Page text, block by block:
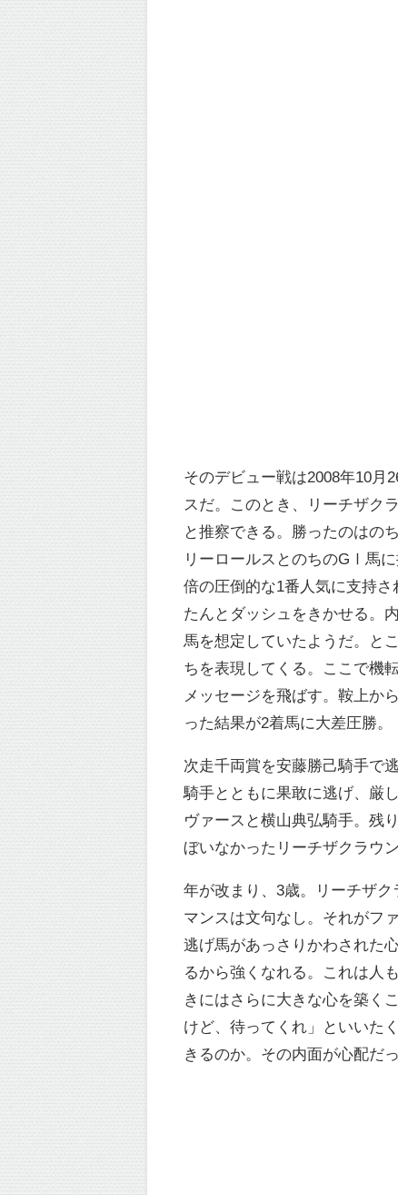
そのデビュー戦は2008年10月
スだ。このとき、リーチザク
と推察できる。勝ったのはの
リーロールスとのちのGⅠ馬
倍の圧倒的な1番人気に支持
たんとダッシュをきかせる。
馬を想定していたようだ。と
ちを表現してくる。ここで機
メッセージを飛ばす。鞍上か
った結果が2着馬に大差圧勝
次走千両賞を安藤勝己騎手で
騎手とともに果敢に逃げ、厳
ヴァースと横山典弘騎手。残
ぼいなかったリーチザクラウ
年が改まり、3歳。リーチザ
マンスは文句なし。それがフ
逃げ馬があっさりかわされた
るから強くなれる。これは人
きにはさらに大きな心を築く
けど、待ってくれ」といいた
きるのか。その内面が心配だっ